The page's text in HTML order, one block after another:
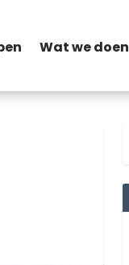
Wat we doen